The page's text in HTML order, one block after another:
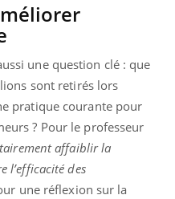
une question clé : que
sont retirés lors
pratique courante pour
? Pour le professeur
affaiblir la
l’efficacité des
une réflexion sur la